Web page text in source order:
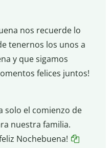
nos recuerde lo
tenernos los unos a
y que sigamos
felices juntos!
solo el comienzo de
nuestra familia.
Nochebuena!